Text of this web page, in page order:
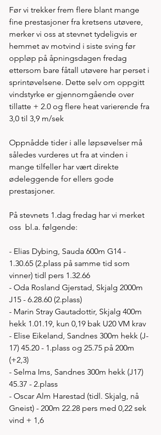
Før vi trekker frem flere blant mange
fine prestasjoner fra kretsens utøvere,
merker vi oss at stevnet tydeligvis er
hemmet av motvind i siste sving før
oppløp på åpningsdagen fredag
ettersom bare fåtall utøvere har perset i
sprintøvelsene. Dette selv om oppgitt
vindstyrke er gjennomgående over
tillatte + 2.0 og flere heat varierende fra
3,0 til 3,9 m/sek
Oppnådde tider i alle løpsøvelser må
således vurderes ut fra at vinden i
mange tilfeller har vært direkte
ødeleggende for ellers gode
prestasjoner.
På stevnets 1.dag fredag har vi merket
oss  bl.a. følgende:
- Elias Dybing, Sauda 600m G14 -
1.30.65 (2.plass på samme tid som
vinner) tidl pers 1.32.66
- Oda Rosland Gjerstad, Skjalg 2000m
J15 - 6.28.60 (2.plass)
- Marin Stray Gautadottir, Skjalg 400m
hekk 1.01.19, kun 0,19 bak U20 VM krav
- Elise Eikeland, Sandnes 300m hekk (J-
17) 45.20 - 1.plass og 25.75 på 200m
(+2,3)
- Selma Ims, Sandnes 300m hekk (J17)
45.37 - 2.plass
- Oscar Alm Harestad (tidl. Skjalg, nå
Gneist) - 200m 22.28 pers med 0,22 sek
vind + 1,6